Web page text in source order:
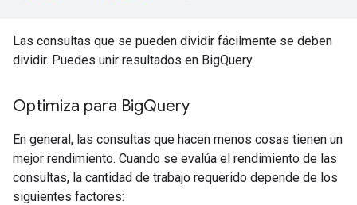
Las consultas que se pueden dividir fácilmente se deben
dividir. Puedes unir resultados en BigQuery.
Optimiza para BigQuery
En general, las consultas que hacen menos cosas tienen un
mejor rendimiento. Cuando se evalúa el rendimiento de las
consultas, la cantidad de trabajo requerido depende de los
siguientes factores: